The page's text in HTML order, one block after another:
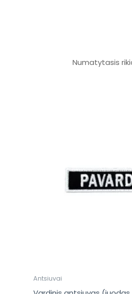
Antsiuvai